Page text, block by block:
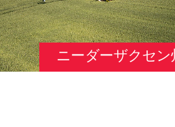
ニーダーザクセ